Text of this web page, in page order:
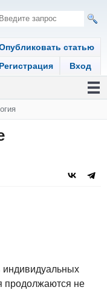
статью
Регистрация
Вход
индивидуальных
продолжаются не